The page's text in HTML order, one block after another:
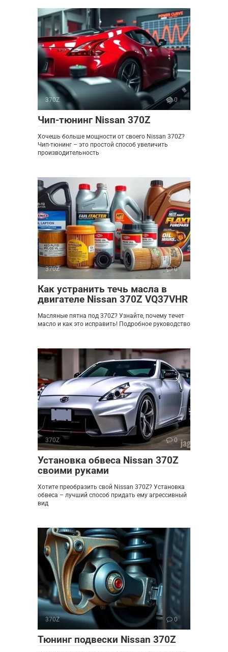
370Z 0
Чип-тюнинг Nissan 370Z
Хочешь больше мощности от своего Nissan 370Z?
Чип-тюнинг – это простой способ увеличить
производительность
370Z 0
Как устранить течь масла в
двигателе Nissan 370Z VQ37VHR
Масляные пятна под 370Z? Узнайте, почему течет
масло и как это исправить! Подробное руководство
370Z 0
Установка обвеса Nissan 370Z
своими руками
Хотите преобразить свой Nissan 370Z? Установка
обвеса – лучший способ придать ему агрессивный
вид
370Z 0
Тюнинг подвески Nissan 370Z